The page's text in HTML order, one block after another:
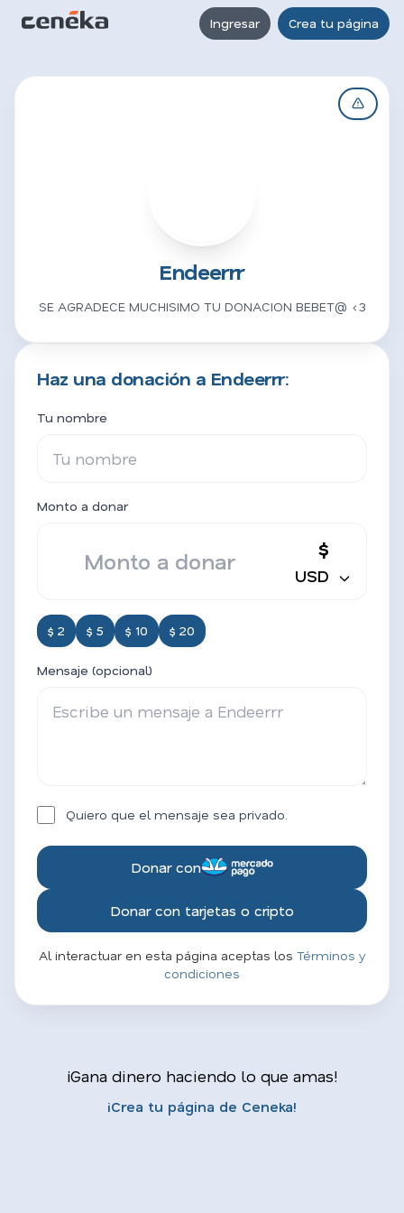
Ingresar Crea tu página
Endeerrr
SE AGRADECE MUCHISIMO TU DONACION BEBET@ <3
Haz una donación a Endeerrr:
Tu nombre
Monto a donar
$
USD
$ 2 $ 5 $ 10 $ 20
Mensaje (opcional)
Quiero que el mensaje sea privado.
Donar con
Donar con tarjetas o cripto
Al interactuar en esta página aceptas los Términos y
condiciones
¡Gana dinero haciendo lo que amas!
¡Crea tu página de Ceneka!